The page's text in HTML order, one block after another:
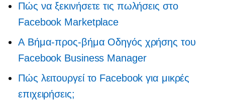
Πώς να ξεκινήσετε τις πωλήσεις στο
Facebook Marketplace
A Βήμα-προς-βήμα Οδηγός χρήσης του
Facebook Business Manager
Πώς λειτουργεί το Facebook για μικρές
επιχειρήσεις;